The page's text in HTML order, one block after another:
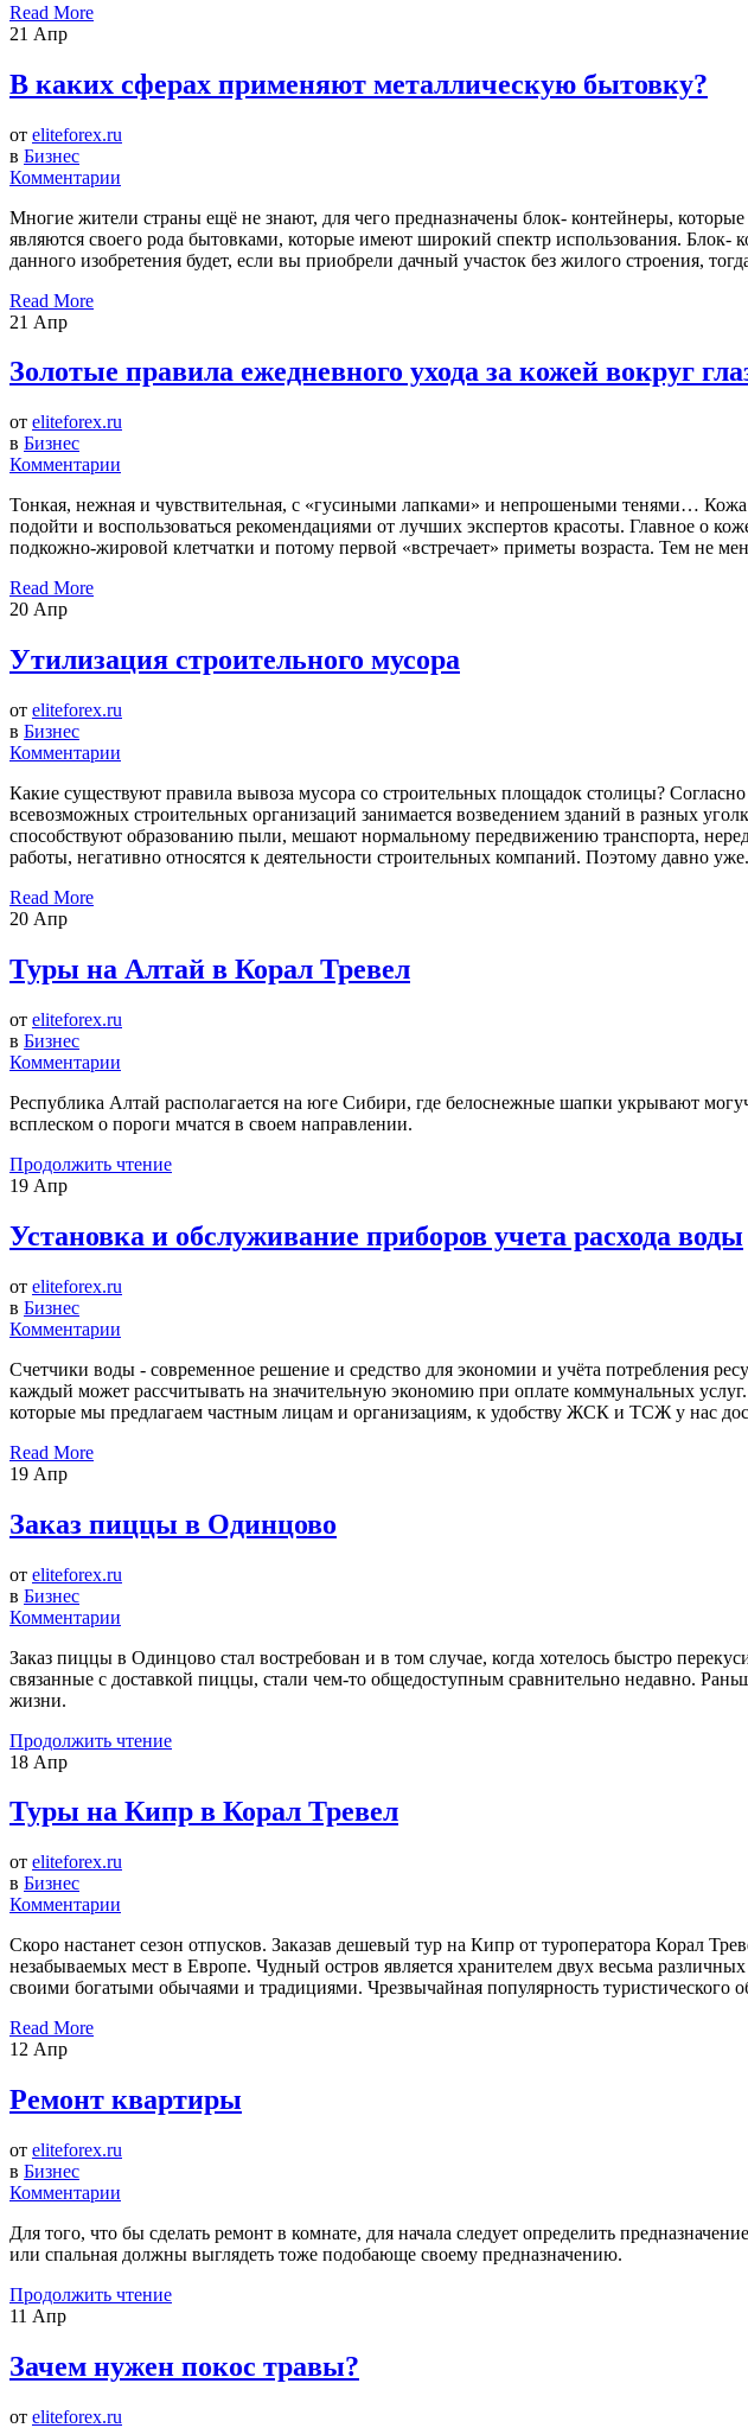
Read More
21 Апр
В каких сферах применяют металлическую бытовку?
от eliteforex.ru
в Бизнес
Комментарии
Многие жители страны ещё не знают, для чего предназначены блок- контейнеры,
являются своего рода бытовками, которые имеют широкий спектр использования.
данного изобретения будет, если вы приобрели дачный участок без жилого строения,
Read More
21 Апр
Золотые правила ежедневного ухода за кожей вокруг
от eliteforex.ru
в Бизнес
Комментарии
Тонкая, нежная и чувствительная, с «гусиными лапками» и непрошеными тенями… Кожа
подойти и воспользоваться рекомендациями от лучших экспертов красоты. Главное о
подкожно-жировой клетчатки и потому первой «встречает» приметы возраста. Тем не
Read More
20 Апр
Утилизация строительного мусора
от eliteforex.ru
в Бизнес
Комментарии
Какие существуют правила вывоза мусора со строительных площадок столицы?
всевозможных строительных организаций занимается возведением зданий в разных
способствуют образованию пыли, мешают нормальному передвижению транспорта,
работы, негативно относятся к деятельности строительных компаний. Поэтому давно
Read More
20 Апр
Туры на Алтай в Корал Тревел
от eliteforex.ru
в Бизнес
Комментарии
Республика Алтай располагается на юге Сибири, где белоснежные шапки укрывают
всплеском о пороги мчатся в своем направлении.
Продолжить чтение
19 Апр
Установка и обслуживание приборов учета расхода воды
от eliteforex.ru
в Бизнес
Комментарии
Счетчики воды - современное решение и средство для экономии и учёта потребления
каждый может рассчитывать на значительную экономию при оплате коммунальных
которые мы предлагаем частным лицам и организациям, к удобству ЖСК и ТСЖ у нас
Read More
19 Апр
Заказ пиццы в Одинцово
от eliteforex.ru
в Бизнес
Комментарии
Заказ пиццы в Одинцово стал востребован и в том случае, когда хотелось быстро
связанные с доставкой пиццы, стали чем-то общедоступным сравнительно недавно.
жизни.
Продолжить чтение
18 Апр
Туры на Кипр в Корал Тревел
от eliteforex.ru
в Бизнес
Комментарии
Скоро настанет сезон отпусков. Заказав дешевый тур на Кипр от туроператора Корал
незабываемых мест в Европе. Чудный остров является хранителем двух весьма
своими богатыми обычаями и традициями. Чрезвычайная популярность
Read More
12 Апр
Ремонт квартиры
от eliteforex.ru
в Бизнес
Комментарии
Для того, что бы сделать ремонт в комнате, для начала следует определить
или спальная должны выглядеть тоже подобающе своему предназначению.
Продолжить чтение
11 Апр
Зачем нужен покос травы?
от eliteforex.ru